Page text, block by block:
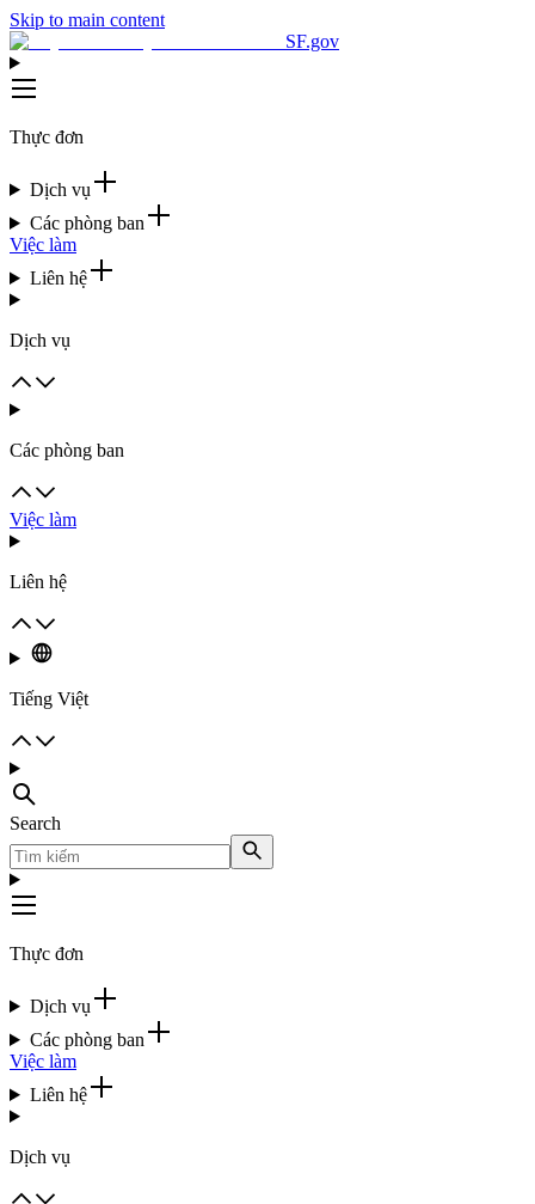
Skip to main content
SF.gov
Thực đơn
Dịch vụ
Các phòng ban
Việc làm
Liên hệ
Dịch vụ
Các phòng ban
Việc làm
Liên hệ
Tiếng Việt
Search
Thực đơn
Dịch vụ
Các phòng ban
Việc làm
Liên hệ
Dịch vụ